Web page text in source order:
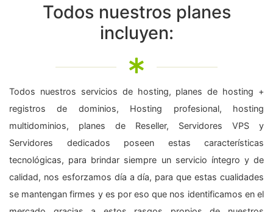
Todos nuestros planes
incluyen:
Todos nuestros servicios de hosting, planes de hosting +
registros de dominios, Hosting profesional, hosting
multidominios, planes de Reseller, Servidores VPS y
Servidores dedicados poseen estas características
tecnológicas, para brindar siempre un servicio íntegro y de
calidad, nos esforzamos día a día, para que estas cualidades
se mantengan firmes y es por eso que nos identificamos en el